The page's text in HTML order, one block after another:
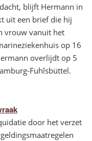
blijft Hermann in
uit een brief die hij
vrouw vanuit het
op 16
overlijdt op 5
Fuhlsbüttel.
door het verzet